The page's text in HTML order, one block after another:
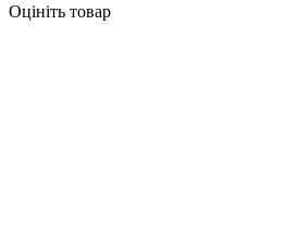
Оцініть товар